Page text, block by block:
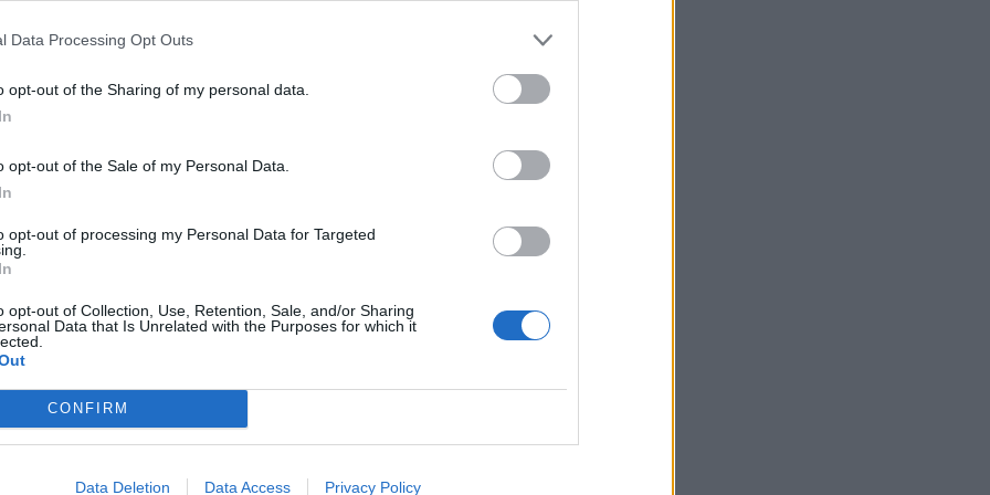
Data Processing Opt Outs
opt-out of the Sharing of my personal data.
opt-out of the Sale of my Personal Data.
opt-out of processing my Personal Data for Targeted
opt-out of Collection, Use, Retention, Sale, and/or Sharing
Data that Is Unrelated with the Purposes for which it
CONFIRM
Data Deletion Data Access Privacy Policy
karburant për ngrohje. Pra, me 100 mijë banorët e rajonit
në vit dy milionë litra karburant për ngrohje
menaxher i përpunimit të mbetjeve në këtë rajon.
Rhein-Hunsrueck, Kancelari Olaf Scholz premtoi javën e
t’i përballojnë të vetëm kostot e rritura të energjisë.
për të mbrojtur familjet me të ardhura të ulëta./VOA/